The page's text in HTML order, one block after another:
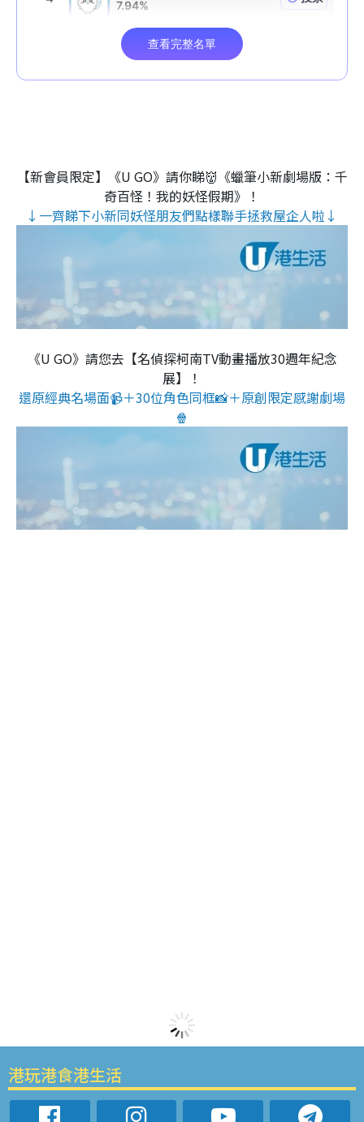
【新會員限定】《U GO》請你睇👹《蠟筆小新劇場版：千
奇百怪！我的妖怪假期》！
↓一齊睇下小新同妖怪朋友們點樣聯手拯救屋企人啦↓
《U GO》請您去【名偵探柯南TV動畫播放30週年紀念
展】！
還原經典名場面📹＋30位角色同框📸＋原創限定感謝劇場
🍿
港玩港食港生活